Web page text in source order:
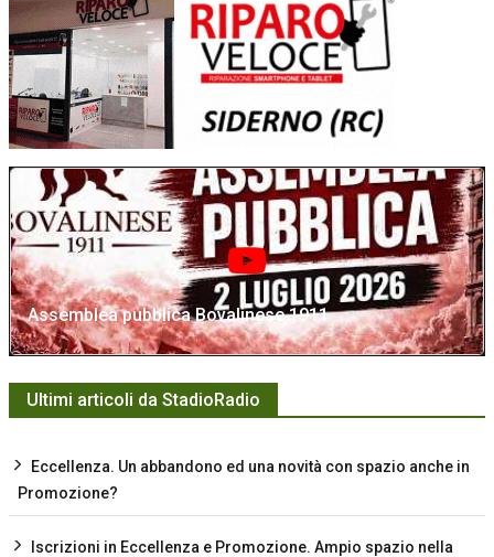
Assemblea pubblica Bovalinese 1911
Ultimi articoli da StadioRadio
Eccellenza. Un abbandono ed una novità con spazio anche in
Promozione?
Iscrizioni in Eccellenza e Promozione. Ampio spazio nella